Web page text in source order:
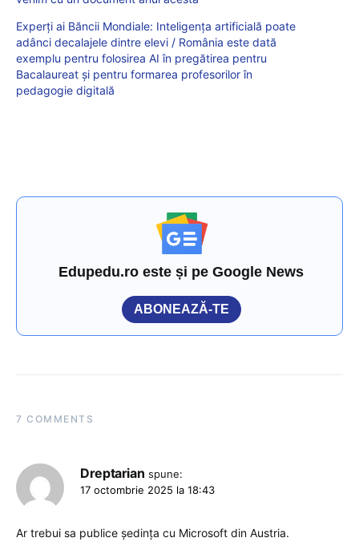
Experți ai Băncii Mondiale: Inteligența artificială poate
adânci decalajele dintre elevi / România este dată
exemplu pentru folosirea AI în pregătirea pentru
Bacalaureat și pentru formarea profesorilor în
pedagogie digitală
Edupedu.ro este și pe Google News
ABONEAZĂ-TE
7 COMMENTS
Dreptarian spune:
17 octombrie 2025 la 18:43
Ar trebui sa publice ședința cu Microsoft din Austria.